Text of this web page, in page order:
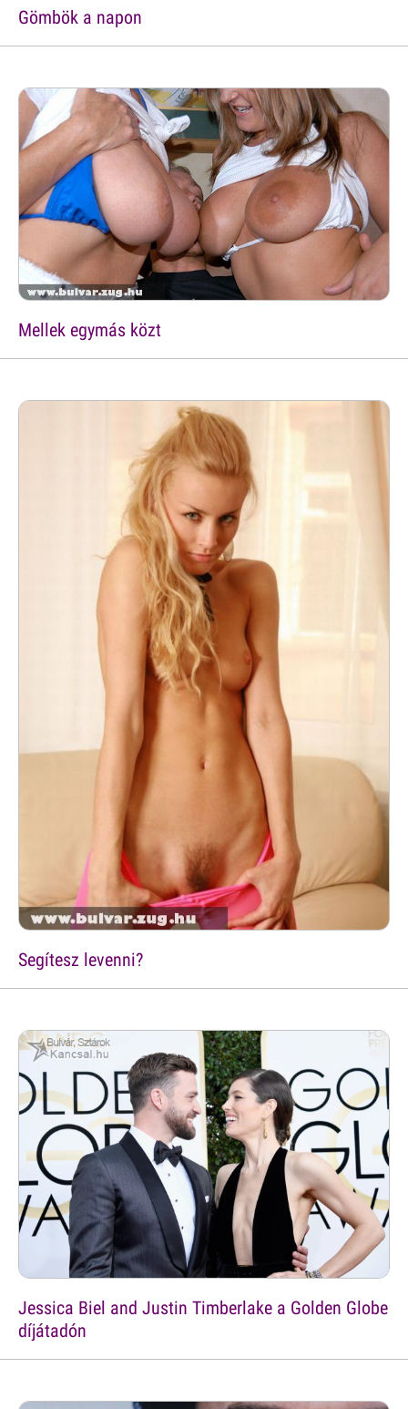
Gömbök a napon
Mellek egymás közt
Segítesz levenni?
Jessica Biel and Justin Timberlake a Golden Globe
díjátadón